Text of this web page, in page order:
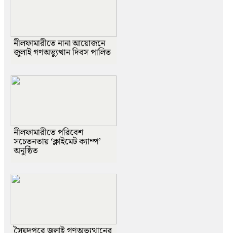
নীলফামারীতে নানা আয়োজনে
জুলাই গণঅভ্যুত্থান দিবস পালিত
নীলফামারীতে পরিবেশ
সচেতনতায় ‘ক্লাইমেট ক্যাম্প’
অনুষ্ঠিত